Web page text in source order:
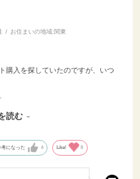
お住まいの地域:関東
購入を探していたのですが、いつ
読む
考になった 4 Like! 8